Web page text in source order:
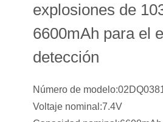
explosiones de
6600mAh para el
detección
Número de
Voltaje nominal:7.4V